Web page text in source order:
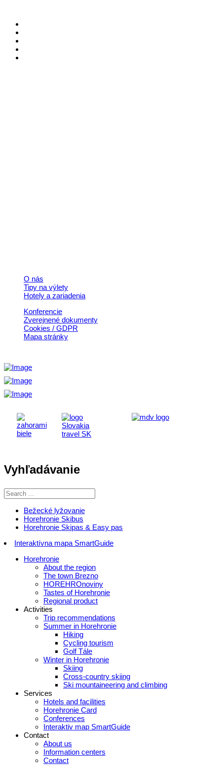
O nás
Tipy na výlety
Hotely a zariadenia
Konferencie
Zverejnené dokumenty
Cookies / GDPR
Mapa stránky
Vyhľadávanie
Bežecké lyžovanie
Horehronie Skibus
Horehronie Skipas & Easy pas
Interaktívna mapa SmartGuide
Horehronie
About the region
The town Brezno
HOREHROnoviny
Tastes of Horehronie
Regional product
Activities
Trip recommendations
Summer in Horehronie
Hiking
Cycling tourism
Golf Tále
Winter in Horehronie
Skiing
Cross-country skiing
Ski mountaineering and climbing
Services
Hotels and facilities
Horehronie Card
Conferences
Interaktiv map SmartGuide
Contact
About us
Information centers
Contact